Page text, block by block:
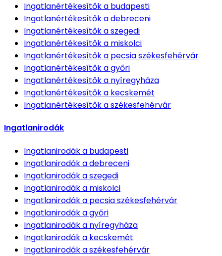
Ingatlanértékesítőka budapesti
Ingatlanértékesítőka debreceni
Ingatlanértékesítőka szegedi
Ingatlanértékesítőka miskolci
Ingatlanértékesítőka pecsia székesfehérvár
Ingatlanértékesítőka győri
Ingatlanértékesítőka nyíregyháza
Ingatlanértékesítőka kecskemét
Ingatlanértékesítőka székesfehérvár
Ingatlanirodák
Ingatlanirodáka budapesti
Ingatlanirodáka debreceni
Ingatlanirodáka szegedi
Ingatlanirodáka miskolci
Ingatlanirodáka pecsia székesfehérvár
Ingatlanirodáka győri
Ingatlanirodáka nyíregyháza
Ingatlanirodáka kecskemét
Ingatlanirodáka székesfehérvár